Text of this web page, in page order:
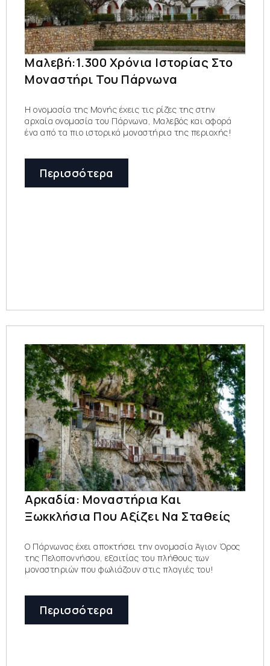
Μαλεβή:1.300 Χρόνια Ιστορίας Στο
Μοναστήρι Του Πάρνωνα
Η ονομασία της Μονής έχεις τις ρίζες της στην
αρχαία ονομασία του Πάρνωνα, Μαλεβός και αφορά
ένα από τα πιο ιστορικά μοναστήρια της περιοχής!
Περισσότερα
Αρκαδία: Μοναστήρια Και
Ξωκκλήσια Που Αξίζει Να Σταθείς
Ο Πάρνωνας έχει αποκτήσει την ονομασία Άγιον Όρος
της Πελοποννήσου, εξαιτίας του πλήθους των
μοναστηριών που φωλιάζουν στις πλαγιές του!
Περισσότερα